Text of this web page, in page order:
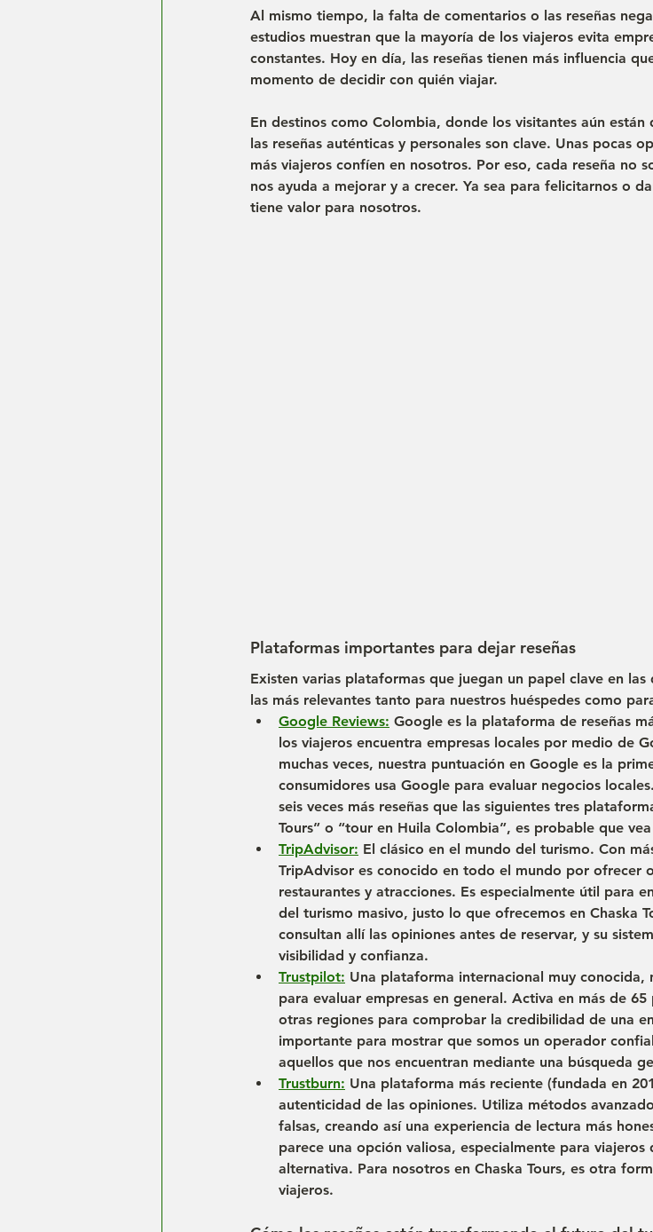
Al mismo tiempo, la falta de comentarios o las reseñas
estudios muestran que la mayoría de los viajeros evita
constantes. Hoy en día, las reseñas tienen más influencia
momento de decidir con quién viajar.
En destinos como Colombia, donde los visitantes aún
las reseñas auténticas y personales son clave. Unas pocas
más viajeros confíen en nosotros. Por eso, cada reseña no
nos ayuda a mejorar y a crecer. Ya sea para felicitarnos o
tiene valor para nosotros.
Plataformas importantes para dejar reseñas
Existen varias plataformas que juegan un papel clave en las
las más relevantes tanto para nuestros huéspedes como
Google Reviews: Google es la plataforma de reseñas
los viajeros encuentra empresas locales por medio de
muchas veces, nuestra puntuación en Google es la
consumidores usa Google para evaluar negocios
seis veces más reseñas que las siguientes tres
Tours” o “tour en Huila Colombia”, es probable que
TripAdvisor: El clásico en el mundo del turismo. Con
TripAdvisor es conocido en todo el mundo por ofrecer
restaurantes y atracciones. Es especialmente útil para
del turismo masivo, justo lo que ofrecemos en Chaska
consultan allí las opiniones antes de reservar, y su
visibilidad y confianza.
Trustpilot: Una plataforma internacional muy
para evaluar empresas en general. Activa en más de 65
otras regiones para comprobar la credibilidad de una
importante para mostrar que somos un operador
aquellos que nos encuentran mediante una búsqueda
Trustburn: Una plataforma más reciente (fundada en
autenticidad de las opiniones. Utiliza métodos
falsas, creando así una experiencia de lectura más
parece una opción valiosa, especialmente para
alternativa. Para nosotros en Chaska Tours, es otra
viajeros.